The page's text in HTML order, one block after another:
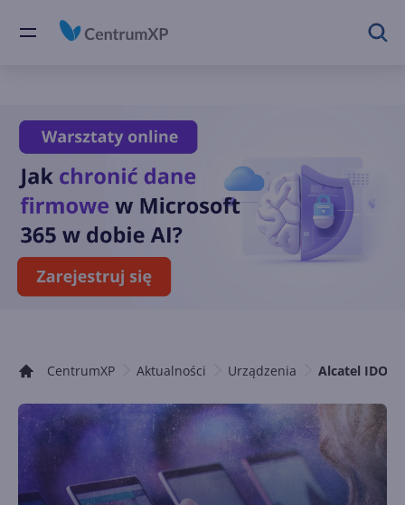
CentrumXP Aktualności Urządzenia Alcatel IDOL